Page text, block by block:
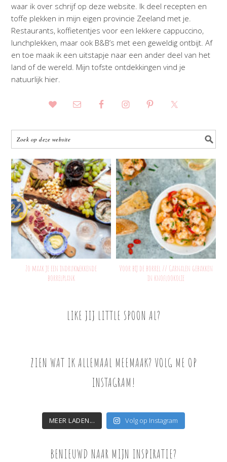
waar ik over schrijf op deze website. Ik deel recepten en
toffe plekken in mijn eigen provincie Zeeland met je.
Restaurants, koffietentjes voor een lekkere cappuccino,
lunchplekken, maar ook B&B’s met een geweldig ontbijt. Af
en toe maak ik een uitstapje naar een ander deel van het
land of de wereld. Mijn tofste ontdekkingen vind je
natuurlijk hier.
Zo maak je een indrukwekkende
borrelplank
Voor bij de borrel // Garnalen gebakken
in knoflookolie
LIKE JIJ LITTLE SPOON AL?
ZIEN WAT IK ALLEMAAL MEEMAAK? VOLG ME OP
INSTAGRAM!
MEER LADEN... Volg op Instagram
BENIEUWD NAAR MIJN INSPIRATIE?